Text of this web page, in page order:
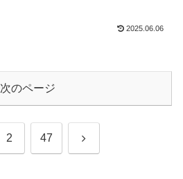
2025.06.06
次のページ
2 47 次